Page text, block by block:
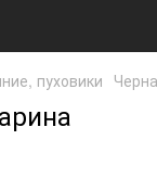
пуховики